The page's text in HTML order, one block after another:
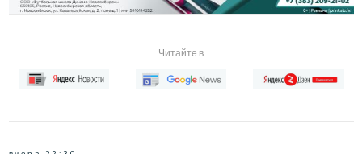
Читайте в